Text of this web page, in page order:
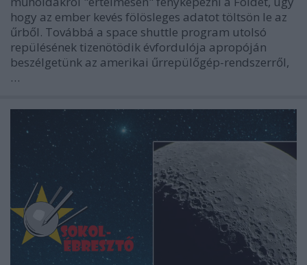
hogy az ember kevés fölösleges adatot töltsön le az
űrből. Továbbá a space shuttle program utolsó
repülésének tizenötödik évfordulója apropóján
beszélgetünk az amerikai űrrepülőgép-rendszerről,
…